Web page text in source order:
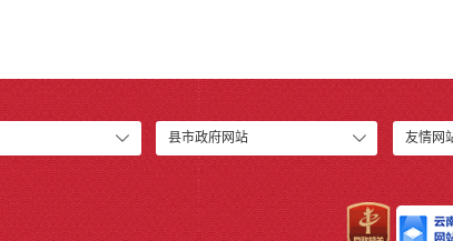
县市政府网站 友情网